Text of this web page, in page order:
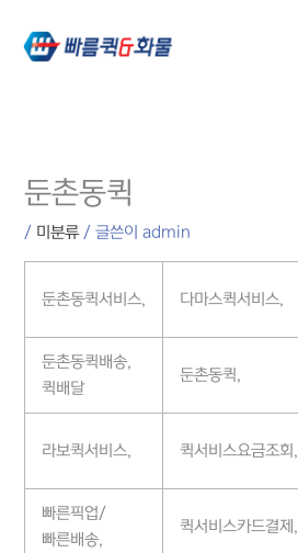
건너뛰기
둔촌동퀵
/ 미분류 / 글쓴이admin
둔촌동퀵서비스, 다마스퀵서비스,
둔촌동퀵배송,
퀵배달
둔촌동퀵,
라보퀵서비스, 퀵서비스요금조회,
빠른픽업/
빠른배송,
퀵서비스카드결제,